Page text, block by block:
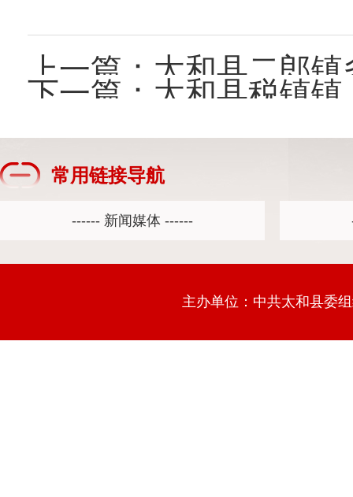
上一篇： 太和县二郎镇多
下一篇： 太和县税镇镇：
常用链接导航
主办单位：中共太和县委